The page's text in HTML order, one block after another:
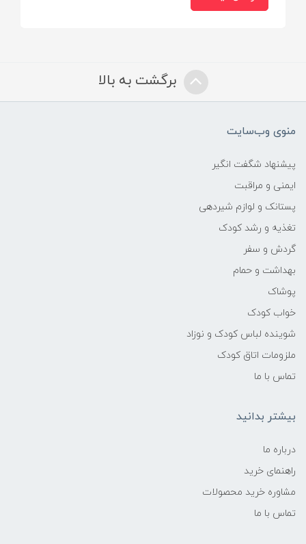
برگشت به بالا
منوی وب‌سایت
پیشنهاد شگفت انگیر
ایمنی و مراقبت
پستانک و لوازم شیردهی
تغذیه و رشد کودک
گردش و سفر
بهداشت و حمام
پوشاک
خواب کودک
شوینده لباس کودک و نوزاد
ملزومات اتاق کودک
تماس با ما
بیشتر بدانید
درباره ما
راهنمای خرید
مشاوره خرید محصولات
تماس با ما